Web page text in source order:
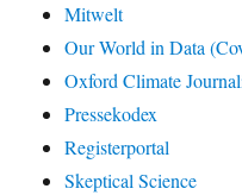
Mitwelt
Our World in Data
Oxford Climate
Pressekodex
Registerportal
Skeptical Science